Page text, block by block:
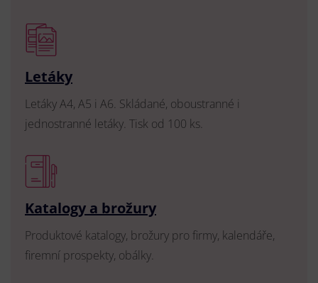
Letáky
Letáky A4, A5 i A6. Skládané, oboustranné i
jednostranné letáky. Tisk od 100 ks.
Katalogy a brožury
Produktové katalogy, brožury pro firmy, kalendáře,
firemní prospekty, obálky.